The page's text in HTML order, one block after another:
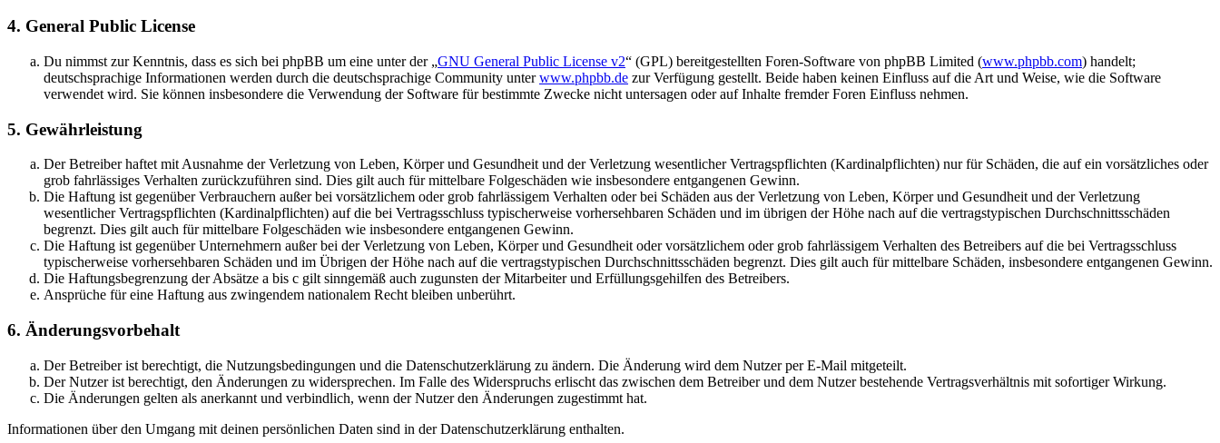
4. General Public License
Du nimmst zur Kenntnis, dass es sich bei phpBB um eine unter der „GNU General Public License v2“ (GPL) bereitgestellten Foren-Software von phpBB Limited (www.phpbb.com) handelt;
deutschsprachige Informationen werden durch die deutschsprachige Community unterwww.phpbb.de zur Verfügung gestellt. Beide haben keinen Einfluss auf die Art und Weise, wie die Software
verwendet wird. Sie können insbesondere die Verwendung der Software für bestimmte Zwecke nicht untersagen oder auf Inhalte fremder Foren Einfluss nehmen.
5. Gewährleistung
Der Betreiber haftet mit Ausnahme der Verletzung von Leben, Körper und Gesundheit und der Verletzung wesentlicher Vertragspflichten (Kardinalpflichten) nur für Schäden, die auf ein vorsätzliches oder
grob fahrlässiges Verhalten zurückzuführen sind. Dies gilt auch für mittelbare Folgeschäden wie insbesondere entgangenen Gewinn.
Die Haftung ist gegenüber Verbrauchern außer bei vorsätzlichem oder grob fahrlässigem Verhalten oder bei Schäden aus der Verletzung von Leben, Körper und Gesundheit und der Verletzung
wesentlicher Vertragspflichten (Kardinalpflichten) auf die bei Vertragsschluss typischerweise vorhersehbaren Schäden und im übrigen der Höhe nach auf die vertragstypischen Durchschnittsschäden
begrenzt. Dies gilt auch für mittelbare Folgeschäden wie insbesondere entgangenen Gewinn.
Die Haftung ist gegenüber Unternehmern außer bei der Verletzung von Leben, Körper und Gesundheit oder vorsätzlichem oder grob fahrlässigem Verhalten des Betreibers auf die bei Vertragsschluss
typischerweise vorhersehbaren Schäden und im Übrigen der Höhe nach auf die vertragstypischen Durchschnittsschäden begrenzt. Dies gilt auch für mittelbare Schäden, insbesondere entgangenen Gewinn.
Die Haftungsbegrenzung der Absätze a bis c gilt sinngemäß auch zugunsten der Mitarbeiter und Erfüllungsgehilfen des Betreibers.
Ansprüche für eine Haftung aus zwingendem nationalem Recht bleiben unberührt.
6. Änderungsvorbehalt
Der Betreiber ist berechtigt, die Nutzungsbedingungen und die Datenschutzerklärung zu ändern. Die Änderung wird dem Nutzer per E-Mail mitgeteilt.
Der Nutzer ist berechtigt, den Änderungen zu widersprechen. Im Falle des Widerspruchs erlischt das zwischen dem Betreiber und dem Nutzer bestehende Vertragsverhältnis mit sofortiger Wirkung.
Die Änderungen gelten als anerkannt und verbindlich, wenn der Nutzer den Änderungen zugestimmt hat.
Informationen über den Umgang mit deinen persönlichen Daten sind in der Datenschutzerklärung enthalten.